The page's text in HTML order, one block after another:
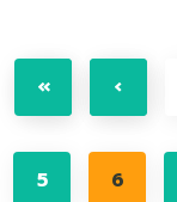
« ‹
5 6